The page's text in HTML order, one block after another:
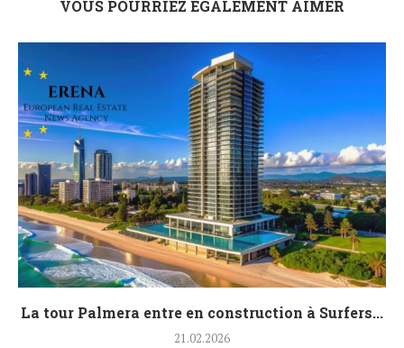
VOUS POURRIEZ ÉGALEMENT AIMER
La tour Palmera entre en construction à Surfers...
21.02.2026